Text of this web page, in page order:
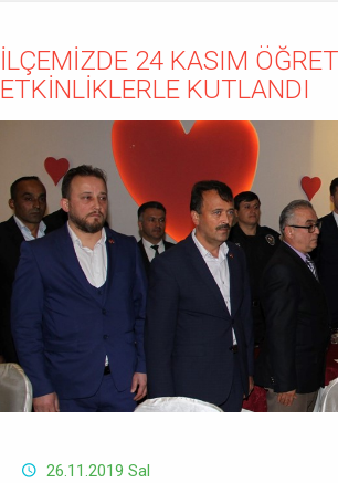
İLÇEMİZDE 24 KASIM
ETKİNLİKLERLE KUTLANDI
26.11.2019 Sal